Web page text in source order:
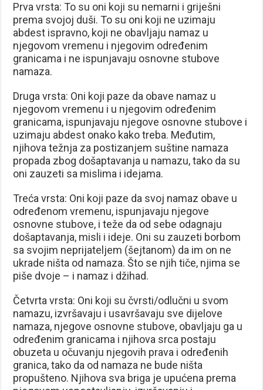
Prva vrsta: To su oni koji su nemarni i griješni
prema svojoj duši. To su oni koji ne uzimaju
abdest ispravno, koji ne obavljaju namaz u
njegovom vremenu i njegovim određenim
granicama i ne ispunjavaju osnovne stubove
namaza.
Druga vrsta: Oni koji paze da obave namaz u
njegovom vremenu i u njegovim određenim
granicama, ispunjavaju njegove osnovne stubove i
uzimaju abdest onako kako treba. Međutim,
njihova težnja za postizanjem suštine namaza
propada zbog došaptavanja u namazu, tako da su
oni zauzeti sa mislima i idejama.
Treća vrsta: Oni koji paze da svoj namaz obave u
određenom vremenu, ispunjavaju njegove
osnovne stubove, i teže da od sebe odagnaju
došaptavanja, misli i ideje. Oni su zauzeti borbom
sa svojim neprijateljem (šejtanom) da im on ne
ukrade ništa od namaza. Što se njih tiče, njima se
piše dvoje – i namaz i džihad.
Četvrta vrsta: Oni koji su čvrsti/odlučni u svom
namazu, izvršavaju i usavršavaju sve dijelove
namaza, njegove osnovne stubove, obavljaju ga u
određenim granicama i njihova srca postaju
obuzeta u očuvanju njegovih prava i određenih
granica, tako da od namaza ne bude ništa
propušteno. Njihova sva briga je upućena prema